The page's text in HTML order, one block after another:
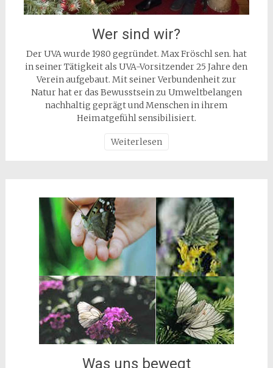
Wer sind wir?
Der UVA wurde 1980 gegründet. Max Fröschl sen. hat
in seiner Tätigkeit als UVA-Vorsitzender 25 Jahre den
Verein aufgebaut. Mit seiner Verbundenheit zur
Natur hat er das Bewusstsein zu Umweltbelangen
nachhaltig geprägt und Menschen in ihrem
Heimatgefühl sensibilisiert.
Weiterlesen
Was uns bewegt